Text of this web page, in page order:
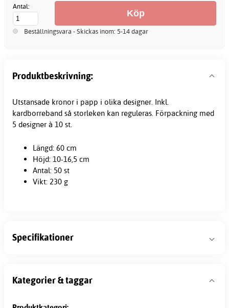
Antal:
Beställningsvara - Skickas inom: 5-14 dagar
Produktbeskrivning:
Utstansade kronor i papp i olika designer. Inkl.
kardborreband så storleken kan reguleras. Förpackning med
5 designer à 10 st.
Längd: 60 cm
Höjd: 10-16,5 cm
Antal: 50 st
Vikt: 230 g
Specifikationer
Kategorier & taggar